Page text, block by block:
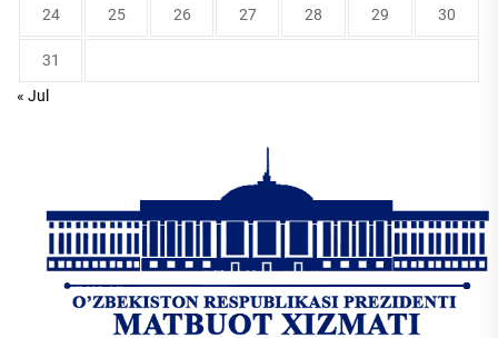
24 25 26 27 28 29 30
31
« Jul